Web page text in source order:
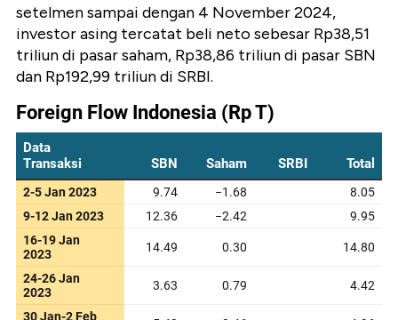
setelmen sampai dengan 4 November 2024,
investor asing tercatat beli neto sebesar Rp38,51
triliun di pasar saham, Rp38,86 triliun di pasar SBN
dan Rp192,99 triliun di SRBI.